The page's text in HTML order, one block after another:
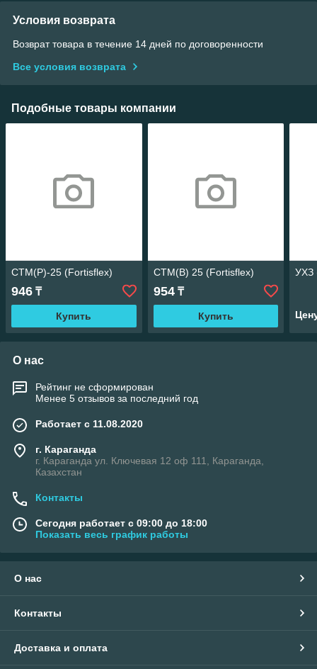
Условия возврата
Возврат товара в течение 14 дней по договоренности
Все условия возврата
Подобные товары компании
СТМ(Р)-25 (Fortisflex)
946 ₸
Купить
СТМ(В) 25 (Fortisflex)
954₸
Купить
УХЗ
О нас
Рейтинг не сформирован
Менее 5 отзывов за последний год
Работает с 11.08.2020
г. Караганда
г. Караганда ул. Ключевая 12 оф 111, Караганда,
Казахстан
Контакты
Сегодня работает с 09:00 до 18:00
Показать весь график работы
О нас
Контакты
Доставка и оплата